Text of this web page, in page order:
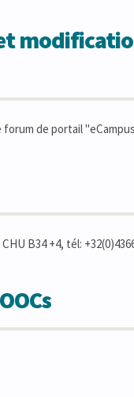
de portail
B34 +4, tél: